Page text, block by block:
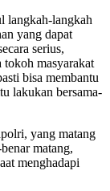
langkah-langkah
yang dapat
serius,
tokoh masyarakat
bisa membantu
lakukan bersama-
yang matang
matang,
menghadapi